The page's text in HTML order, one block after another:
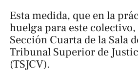
Esta medida, que en la
huelga para este
Sección Cuarta de la Sala
Tribunal Superior de
(TSJCV).